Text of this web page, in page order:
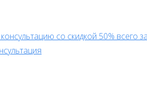
со скидкой 50% всего